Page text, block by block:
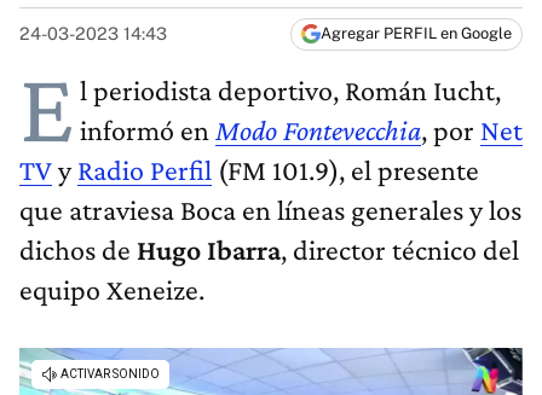
24-03-2023 14:43 Agregar PERFIL en Google
E l periodista deportivo, Román Iucht,
informó en Modo Fontevecchia, por Net
TVyRadio Perfil (FM 101.9), el presente
que atraviesa Boca en líneas generales y los
dichos de Hugo Ibarra, director técnico del
equipo Xeneize.